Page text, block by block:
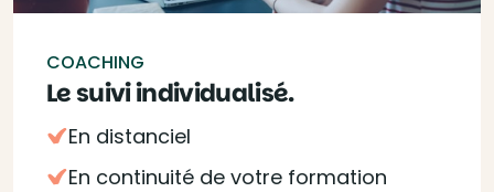
COACHING
Le suivi individualisé.
En distanciel
En continuité de votre formation